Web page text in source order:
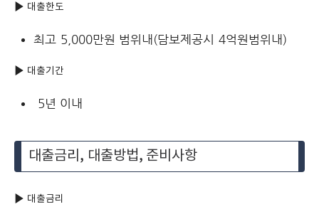
▶ 대출한도
최고 5,000만원 범위내(담보제공시 4억원범위내)
▶ 대출기간
5년 이내
대출금리, 대출방법, 준비사항
▶ 대출금리